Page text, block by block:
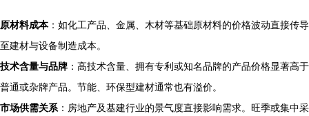
原材料成本：如化工产品、金属、木材等基础原材料的价格波动直接传导
至建材与设备制造成本。
技术含量与品牌 ：高技术含量、拥有专利或知名品牌的产品价格显著高于
普通或杂牌产品。节能、环保型建材通常也有溢价。
市场供需关系 ：房地产及基建行业的景气度直接影响需求。旺季或集中采